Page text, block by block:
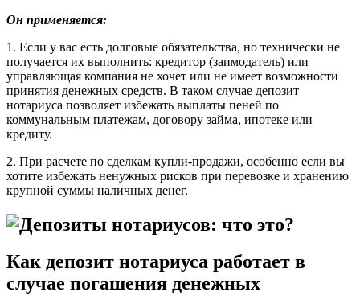
Он применяется:
1. Если у вас есть долговые обязательства, но технически не
получается их выполнить: кредитор (заимодатель) или
управляющая компания не хочет или не имеет возможности
принятия денежных средств. В таком случае депозит
нотариуса позволяет избежать выплаты пеней по
коммунальным платежам, договору займа, ипотеке или
кредиту.
2. При расчете по сделкам купли-продажи, особенно если вы
хотите избежать ненужных рисков при перевозке и хранению
крупной суммы наличных денег.
Как депозит нотариуса работает в
случае погашения денежных